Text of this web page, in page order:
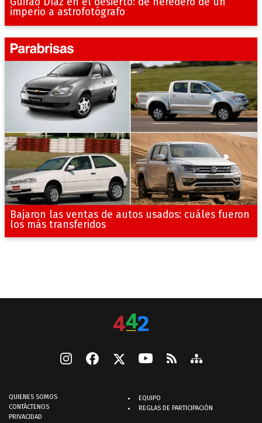
Guirao Díaz en el desierto: de heredero de un
imperio a astrofotógrafo
Bajaron las ventas de autos usados: cuáles fueron
los más transferidos
QUIENES SOMOS
CONTÁCTENOS
PRIVACIDAD
EQUIPO
REGLAS DE PARTICIPACIÓN